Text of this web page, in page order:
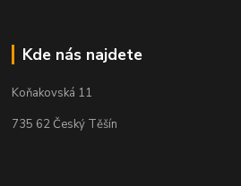
Kde nás najdete
Koňakovská 11
735 62 Český Těšín